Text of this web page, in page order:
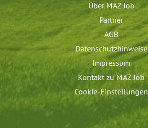
Über MAZ Job
Partner
AGB
Datenschutzhinweise
Impressum
Kontakt zu MAZ Job
Cookie-Einstellungen